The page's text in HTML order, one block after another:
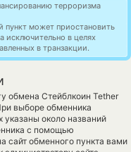
терроризма
пункт может приостановить
исключительно в целях
в транзакции.
обмена Стейблкоин Tether
выборе обменника
около названий
с помощью
сайт обменного пункта вами